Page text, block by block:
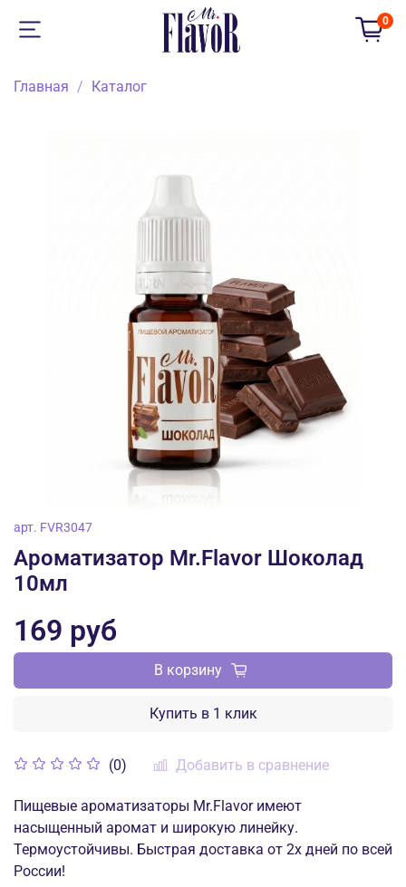
0
Главная Каталог
арт. FVR3047
Ароматизатор Mr.Flavor Шоколад
10мл
(0) Добавить в сравнение
169 руб
В корзину
Купить в 1 клик
Пищевые ароматизаторы Mr.Flavor имеют
насыщенный аромат и широкую линейку.
Термоустойчивы. Быстрая доставка от 2х дней по всей
России!